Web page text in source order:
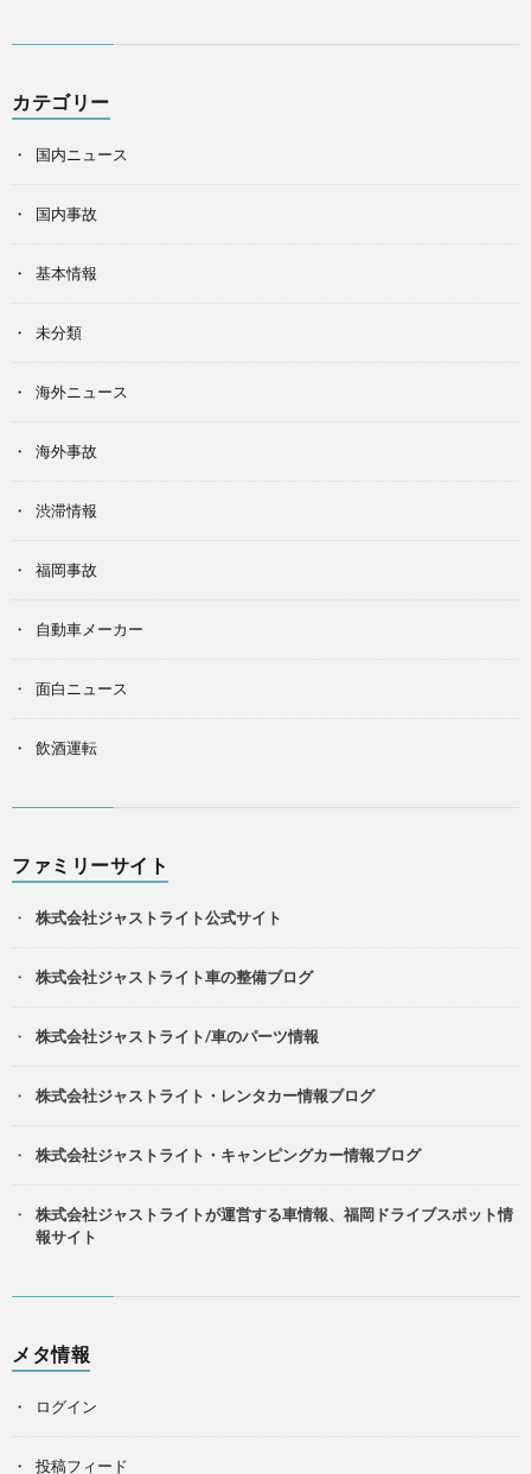
カテゴリー
国内ニュース
国内事故
基本情報
未分類
海外ニュース
海外事故
渋滞情報
福岡事故
自動車メーカー
面白ニュース
飲酒運転
ファミリーサイト
株式会社ジャストライト公式サイト
株式会社ジャストライト車の整備ブログ
株式会社ジャストライト/車のパーツ情報
株式会社ジャストライト・レンタカー情報ブログ
株式会社ジャストライト・キャンピングカー情報ブログ
株式会社ジャストライトが運営する車情報、福岡ドライブスポット情
報サイト
メタ情報
ログイン
投稿フィード